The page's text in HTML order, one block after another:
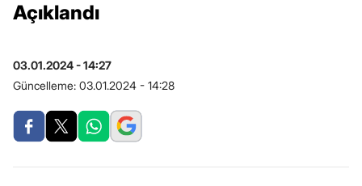
Açıklandı
03.01.2024 - 14:27
Güncelleme: 03.01.2024 - 14:28